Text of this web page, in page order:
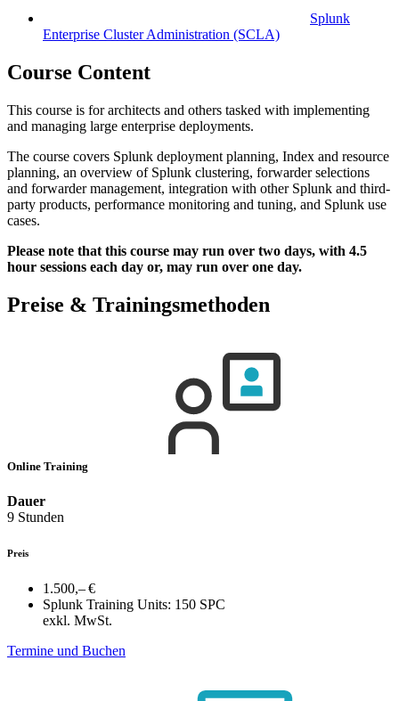
Splunk
Enterprise Cluster Administration (SCLA)
Course Content
This course is for architects and others tasked with implementing
and managing large enterprise deployments.
The course covers Splunk deployment planning, Index and resource
planning, an overview of Splunk clustering, forwarder selections
and forwarder management, integration with other Splunk and third-
party products, performance monitoring and tuning, and Splunk use
cases.
Please note that this course may run over two days, with 4.5
hour sessions each day or, may run over one day.
Preise & Trainingsmethoden
Online Training
Dauer
9 Stunden
Preis
1.500,– €
Splunk Training Units: 150 SPC
exkl. MwSt.
Termine und Buchen